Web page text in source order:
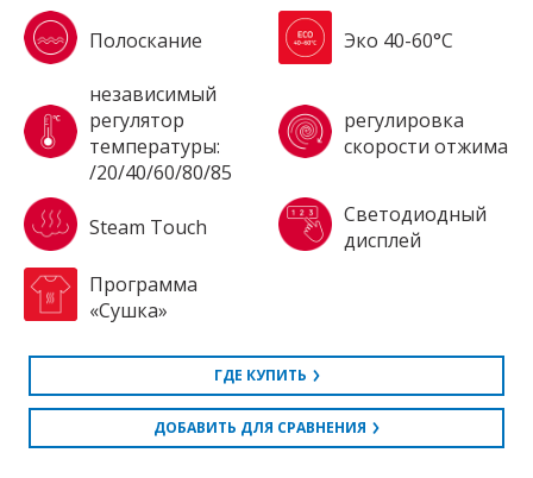
Полоскание Эко 40-60°С
независимый
регулятор
температуры:
/20/40/60/80/85
регулировка
скорости отжима
Steam Touch
Светодиодный
дисплей
Программа
«Сушка»
ГДЕ КУПИТЬ
ДОБАВИТЬ ДЛЯ СРАВНЕНИЯ